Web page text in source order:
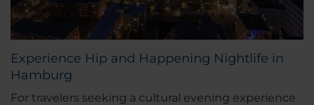
Experience Hip and Happening Nightlife in
Hamburg
For travelers seeking a cultural evening experience